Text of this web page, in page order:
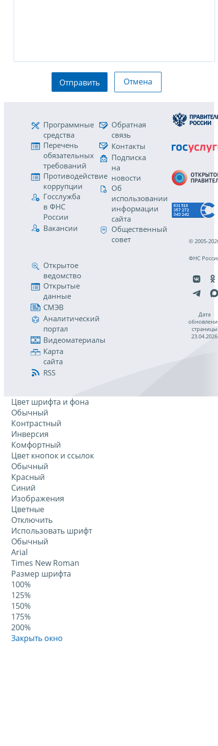
Отправить Отмена
Программные
средства
Перечень
обязательных
требований
Противодействие
коррупции
Госслужба
в ФНС
России
Вакансии
Обратная
связь
Контакты
Подписка
на
новости
Об
использовании
информации
сайта
Общественный
совет
Открытое
ведомство
Открытые
данные
СМЭВ
Аналитический
портал
Видеоматериалы
Карта
сайта
RSS
© 2005-
ФНС
Дата
страницы
23.04.2026
Цвет шрифта и фона
Обычный
Контрастный
Инверсия
Комфортный
Цвет кнопок и ссылок
Обычный
Красный
Синий
Изображения
Цветные
Отключить
Использовать шрифт
Обычный
Arial
Times New Roman
Размер шрифта
100%
125%
150%
175%
200%
Закрыть окно